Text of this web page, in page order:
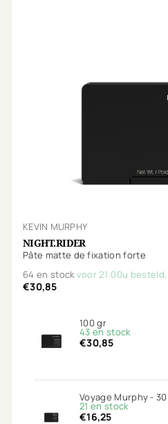
KEVIN MURPHY
NIGHT.RIDER
Pâte matte de fixation forte
64 en stockvoor 21:00u
€30,85
100 gr
43 en stock
€30,85
Voyage Murphy -
21 en stock
€16,25